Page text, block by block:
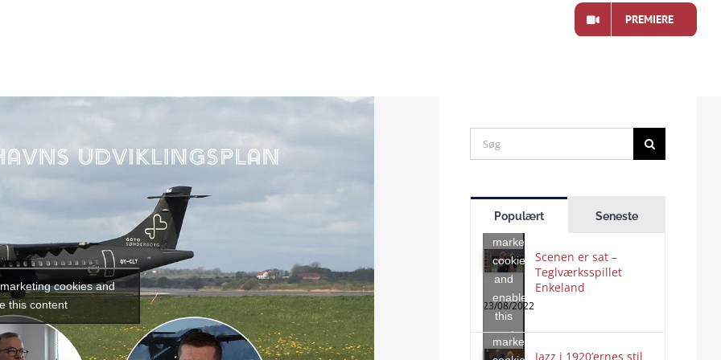
PREMIERE
cookies and
this content
Search
for:
Populært Seneste
accept
marketing
cookies
and
enable
this
content
Scenen er sat –
Teglværksspillet
Enkeland
23/08/2022
Click
to
accept
marketing
Jazz i 1920’ernes stil
Click